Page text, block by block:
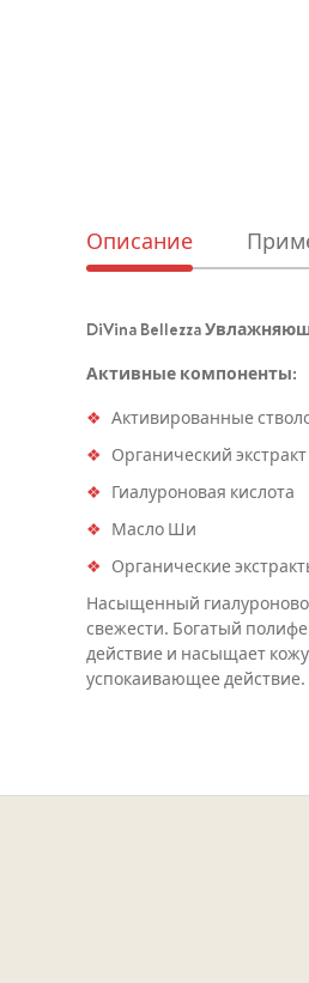
Описание
DiVina Bellezza
Активные компоненты:
Активированные
Органический
Гиалуроновая кислота
Масло Ши
Органические
Насыщенный
свежести. Богатый
действие и насыщает
успокаивающее действие.